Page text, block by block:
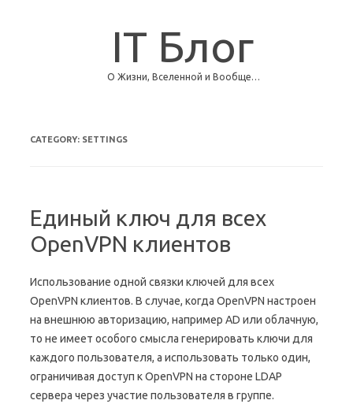
IT Блог
О Жизни, Вселенной и Вообще…
CATEGORY: SETTINGS
Единый ключ для всех
OpenVPN клиентов
Использование одной связки ключей для всех
OpenVPN клиентов. В случае, когда OpenVPN настроен
на внешнюю авторизацию, например AD или облачную,
то не имеет особого смысла генерировать ключи для
каждого пользователя, а использовать только один,
ограничивая доступ к OpenVPN на стороне LDAP
сервера через участие пользователя в группе.